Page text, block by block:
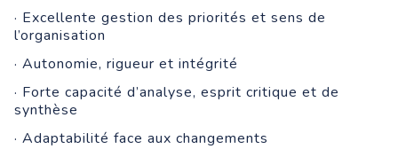
· Excellente gestion des priorités et sens de
l’organisation
· Autonomie, rigueur et intégrité
· Forte capacité d’analyse, esprit critique et de
synthèse
· Adaptabilité face aux changements